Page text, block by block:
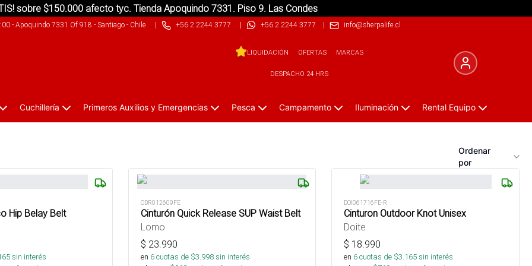
sobre $150.000 afecto tyc. Tienda Apoquindo 7331. Piso 9. Las Condes
- Apoquindo 7331 Of 918 - Santiago - Chile| +56 2 2244 3777 | +56 2 2244 3777 | info@sherpalife.cl
LIQUIDACIÓN OFERTAS MARCAS
DESPACHO 24 HRS
Cuchillería Primeros Auxilios y Emergencias Pesca Campamento Iluminación Rental Equipo
Ordenar
por
Hip Belay Belt
sin interés
ODR012609FE
Cinturón Quick Release SUP Waist Belt
Lomo
$ 23.990
en 6cuotas de $3.998sin interés
DOI061716FE-R
Cinturon Outdoor Knot Unisex
Doite
$ 18.990
en 6cuotas de $3.165sin interés